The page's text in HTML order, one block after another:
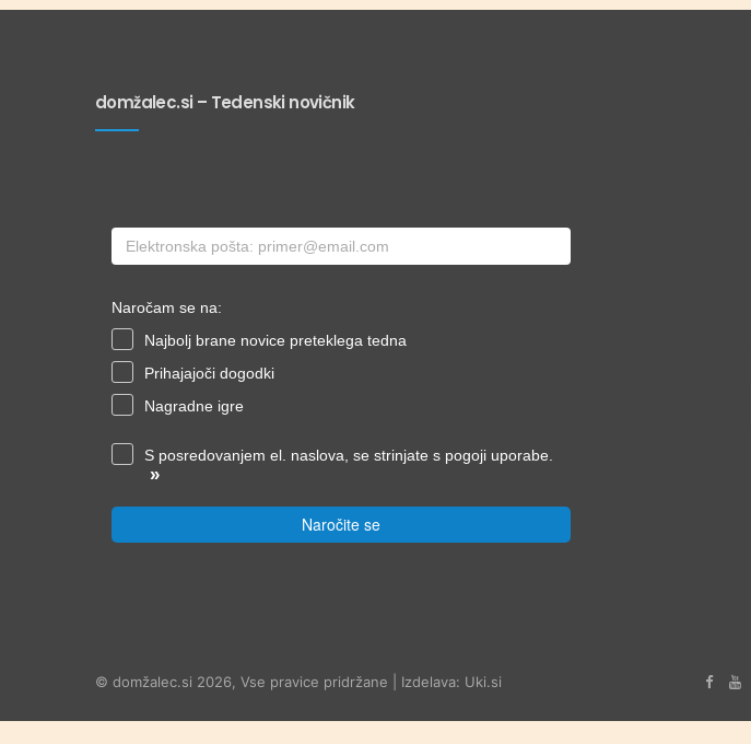
domžalec.si – Tedenski novičnik
Naročam se na:
Najbolj brane novice preteklega tedna
Prihajajoči dogodki
Nagradne igre
S posredovanjem el. naslova, se strinjate s pogoji uporabe.
»
Naročite se
© domžalec.si 2026, Vse pravice pridržane | Izdelava: Uki.si